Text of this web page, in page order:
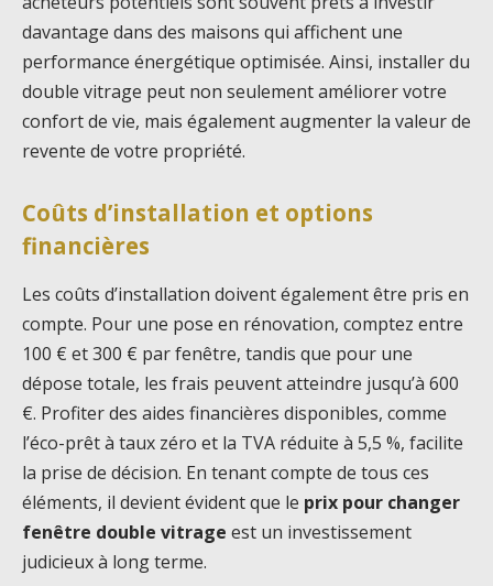
davantage dans des maisons qui affichent une
performance énergétique optimisée. Ainsi, installer du
double vitrage peut non seulement améliorer votre
confort de vie, mais également augmenter la valeur de
revente de votre propriété.
Coûts d’installation et options
financières
Les coûts d’installation doivent également être pris en
compte. Pour une pose en rénovation, comptez entre
100 € et 300 € par fenêtre, tandis que pour une
dépose totale, les frais peuvent atteindre jusqu’à 600
€. Profiter des aides financières disponibles, comme
l’éco-prêt à taux zéro et la TVA réduite à 5,5 %, facilite
la prise de décision. En tenant compte de tous ces
éléments, il devient évident que le prix pour changer
fenêtre double vitrage est un investissement
judicieux à long terme.